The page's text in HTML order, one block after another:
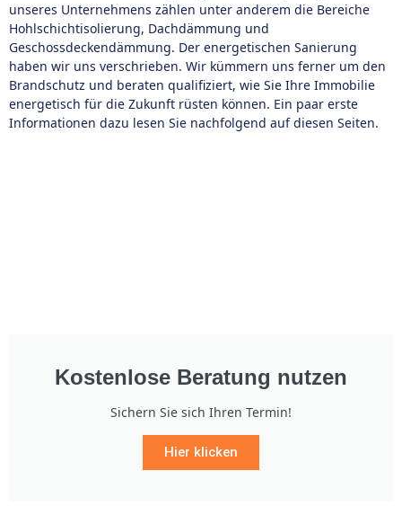
unseres Unternehmens zählen unter anderem die Bereiche
Hohlschichtisolierung, Dachdämmung und
Geschossdeckendämmung. Der energetischen Sanierung
haben wir uns verschrieben. Wir kümmern uns ferner um den
Brandschutz und beraten qualifiziert, wie Sie Ihre Immobilie
energetisch für die Zukunft rüsten können. Ein paar erste
Informationen dazu lesen Sie nachfolgend auf diesen Seiten.
Kostenlose Beratung nutzen
Sichern Sie sich Ihren Termin!
Hier klicken